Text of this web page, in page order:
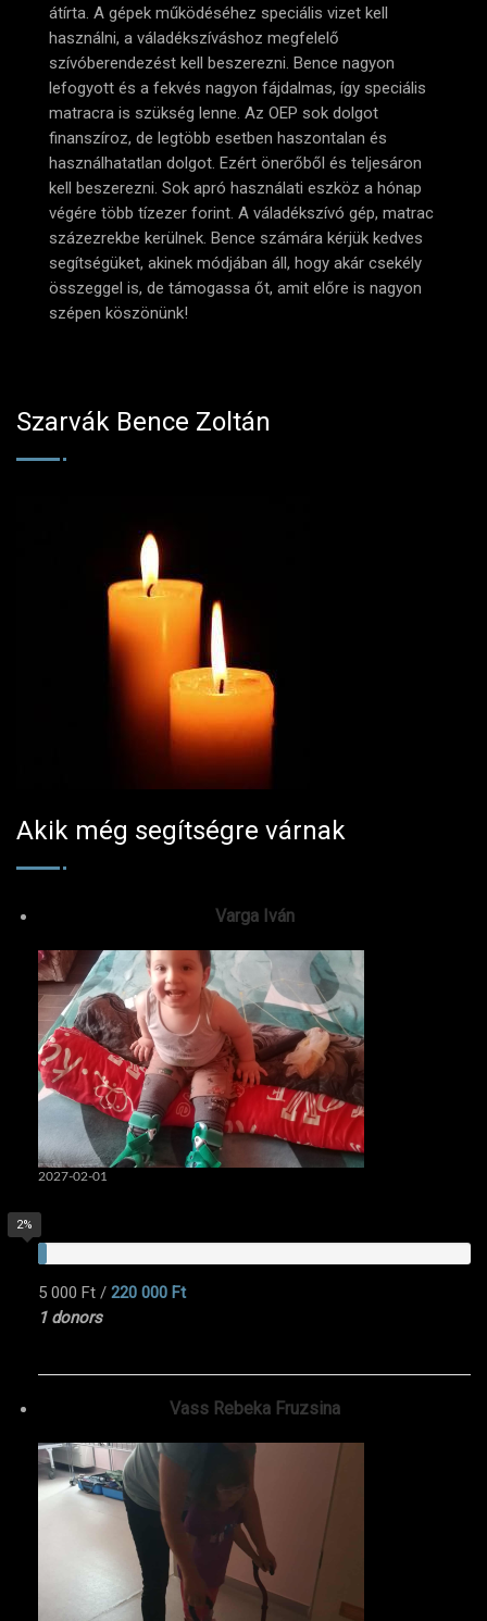
átírta. A gépek működéséhez speciális vizet kell
használni, a váladékszíváshoz megfelelő
szívóberendezést kell beszerezni. Bence nagyon
lefogyott és a fekvés nagyon fájdalmas, így speciális
matracra is szükség lenne. Az OEP sok dolgot
finanszíroz, de legtöbb esetben haszontalan és
használhatatlan dolgot. Ezért önerőből és teljesáron
kell beszerezni. Sok apró használati eszköz a hónap
végére több tízezer forint. A váladékszívó gép, matrac
százezrekbe kerülnek. Bence számára kérjük kedves
segítségüket, akinek módjában áll, hogy akár csekély
összeggel is, de támogassa őt, amit előre is nagyon
szépen köszönünk!
Szarvák Bence Zoltán
Akik még segítségre várnak
Varga Iván
2027-02-01
2%
5 000 Ft / 220 000 Ft
1 donors
Vass Rebeka Fruzsina